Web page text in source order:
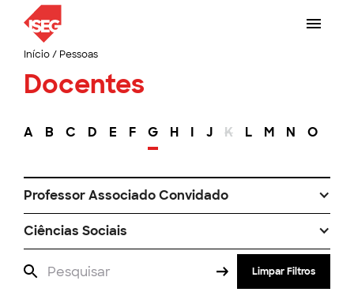
Início/ Pessoas
Docentes
A B C D E F G H I J K L M N O
Professor Associado Convidado
Ciências Sociais
Limpar Filtros